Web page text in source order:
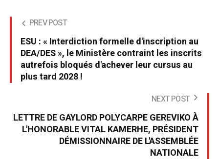
PREV POST
ESU : « Interdiction formelle d'inscription au
DEA/DES », le Ministère contraint les inscrits
autrefois bloqués d'achever leur cursus au
plus tard 2028 !
NEXT POST
LETTRE DE GAYLORD POLYCARPE GEREVIKO À
L'HONORABLE VITAL KAMERHE, PRÉSIDENT
DÉMISSIONNAIRE DE L'ASSEMBLÉE
NATIONALE